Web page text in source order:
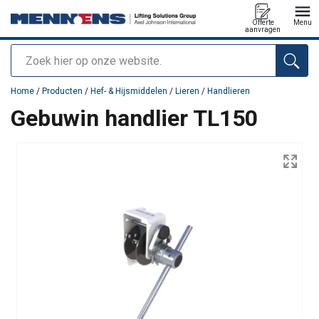
Zoeken
Offerte
aanvragen
Menu
toegevoegd aan uw offerte
Home / Producten / Hef- & Hijsmiddelen / Lieren / Handlieren
Gebuwin handlier TL150